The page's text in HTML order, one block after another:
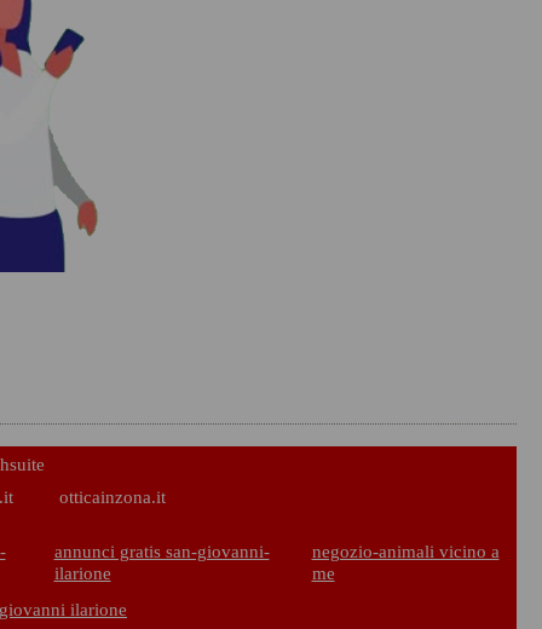
otticainzona.it
annunci gratis san-giovanni-
ilarione
negozio-animali vicino a
me
ilarione